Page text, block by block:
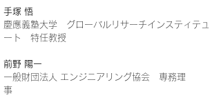
手塚 悟
慶應義塾大学 グローバルリサーチインスティテュ
ート 特任教授
前野 陽一
一般財団法人 エンジニアリング協会 専務理
事